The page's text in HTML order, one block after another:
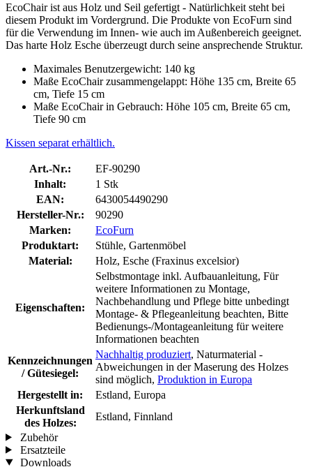
EcoChair ist aus Holz und Seil gefertigt - Natürlichkeit steht bei
diesem Produkt im Vordergrund. Die Produkte von EcoFurn sind
für die Verwendung im Innen- wie auch im Außenbereich geeignet.
Das harte Holz Esche überzeugt durch seine ansprechende Struktur.
Maximales Benutzergewicht: 140 kg
Maße EcoChair zusammengelappt: Höhe 135 cm, Breite 65
cm, Tiefe 15 cm
Maße EcoChair in Gebrauch: Höhe 105 cm, Breite 65 cm,
Tiefe 90 cm
Kissen separat erhältlich.
Art.-Nr.:
EF-90290
Inhalt:
1 Stk
EAN:
6430054490290
Hersteller-Nr.:
90290
Marken:
EcoFurn
Produktart:
Stühle, Gartenmöbel
Material:
Holz, Esche (Fraxinus excelsior)
Eigenschaften:
Selbstmontage inkl. Aufbauanleitung, Für
weitere Informationen zu Montage,
Nachbehandlung und Pflege bitte unbedingt
Montage- & Pflegeanleitung beachten, Bitte
Bedienungs-/Montageanleitung für weitere
Informationen beachten
Kennzeichnungen
/ Gütesiegel:
Nachhaltig produziert, Naturmaterial -
Abweichungen in der Maserung des Holzes
sind möglich, Produktion in Europa
Hergestellt in:
Estland, Europa
Herkunftsland
des Holzes:
Estland, Finnland
Zubehör
Ersatzteile
Downloads